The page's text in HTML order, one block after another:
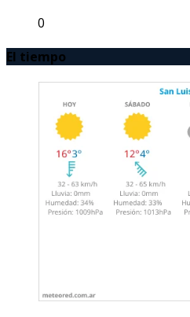
0
El tiempo